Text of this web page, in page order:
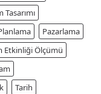
Pazarlama
Etkinliği Ölçümü
Tarih